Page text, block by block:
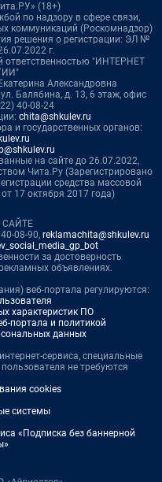
(18+)
по надзору в сфере связи,
коммуникаций (Роскомнадзор)
решения о регистрации: ЭЛ №
г.
ответственностью "ИНТЕРНЕТ
Александровна
Балябина, д. 13, 6 этаж, офис
40-08-24
chita@shkulev.ru
и государственных органов:
на сайте до 26.07.2022,
Чита.Ру (Зарегистрировано
средства массовой
17 октября 2017 года)
08-90, reklamachita@shkulev.ru
за достоверность
объявлениях.
веб-портала регулируются:
характеристик ПО
портала и политикой
данных
сервиса, специальные
не требуются
cookies
системы
«Подписка без баннерной